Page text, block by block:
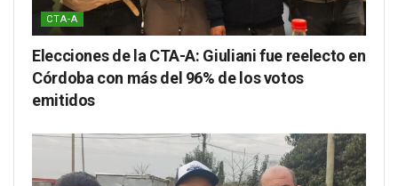
CTA-A
Elecciones de la CTA-A: Giuliani fue reelecto en
Córdoba con más del 96% de los votos
emitidos